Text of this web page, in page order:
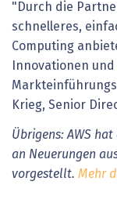
"Durch die
schnelleres,
Computing
Innovationen
Krieg, Senior
Übrigens: AWS
an Neuerungen
vorgestellt. Mehr